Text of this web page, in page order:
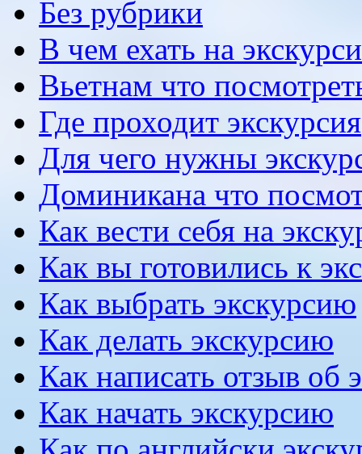
Без рубрики
В чем ехать на
Вьетнам что
Где проходит экскурсия
Для чего нужны
Доминикана что
Как вести себя на
Как вы готовились к
Как выбрать экскурсию
Как делать экскурсию
Как написать отзыв об
Как начать экскурсию